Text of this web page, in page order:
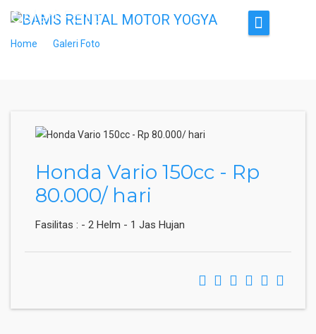
Galeri Foto
Home Galeri Foto
Honda Vario 150cc - Rp
80.000/ hari
Fasilitas : - 2 Helm - 1 Jas Hujan